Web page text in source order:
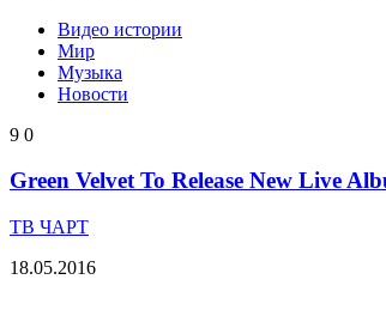
Видео истории
Мир
Музыка
Новости
9 0
Green Velvet To Release New Live
ТВ ЧАРТ
18.05.2016